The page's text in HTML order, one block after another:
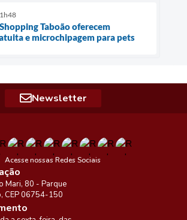
Taboão oferecem
e microchipagem para pets
Newsletter
Acesse nossas Redes Sociais
Mari, 80 - Parque
CEP 06754-150